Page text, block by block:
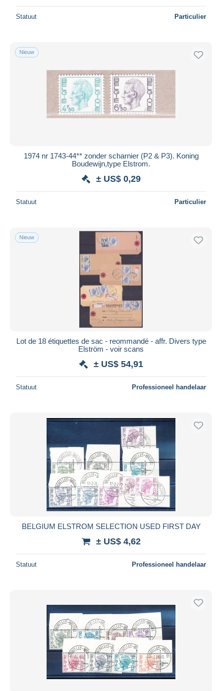
Van
PayPal
Bankoverschrijving
Visa
Mastercard
Maestro
Woonplaats van de verkoper
Wereldwijd
Toepassen
Statuut Particulier
Nieuw
1974 nr 1743-44** zonder scharnier (P2 & P3). Koning
Boudewijn,type Elstrom.
± US$ 0,29
Statuut Particulier
Nieuw
Lot de 18 étiquettes de sac - reommandé - affr. Divers type
Elström - voir scans
± US$ 54,91
Statuut Professioneel handelaar
BELGIUM ELSTROM SELECTION USED FIRST DAY
± US$ 4,62
Statuut Professioneel handelaar